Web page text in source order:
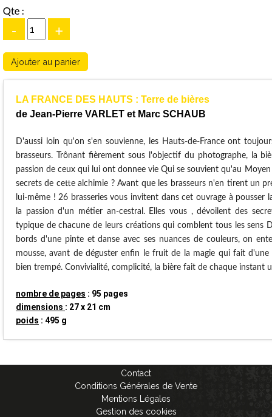
Qte :
- +
LA FRANCE DES HAUTS : Terre de bières
de Jean-Pierre VARLET et Marc SCHAUB
D'aussi loin qu'on s'en souvienne, les Hauts-de-France ont
brasseurs. Trônant fièrement sous l'objectif du photographe, la
passion de ceux qui lui ont donnee vie Qui se souvient qu'au
secrets de cette alchimie ? Avant que les brasseurs n'en tirent un
lui-même ! 26 brasseries vous invitent dans cet ouvrage à
la passion d'un métier an-cestral. Elles vous , dévoilent des
typique de chacune de leurs créations qui comblent tous les sens
bords d'une pinte et danse avec ses nuances de couleurs, on
mousse, avant de déguster enfin le fruit de la magie qui fait
bien trempé. Convivialité, complicité, la bière fait de chaque instant
nombre de pages : 95 pages
dimensions : 27 x 21 cm
poids : 495 g
Contact
Conditions Générales de Vente
Mentions Légales
Gestion des cookies